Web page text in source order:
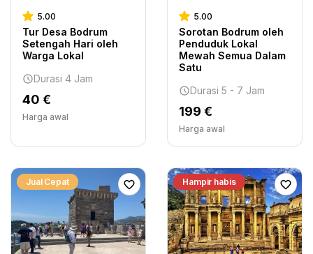
5.00
Tur Desa Bodrum
Setengah Hari oleh
Warga Lokal
Durasi 4 Jam
40 €
Harga awal
5.00
Sorotan Bodrum oleh
Penduduk Lokal
Mewah Semua Dalam
Satu
Durasi 5 - 7 Jam
199 €
Harga awal
Jual Cepat Hampir habis